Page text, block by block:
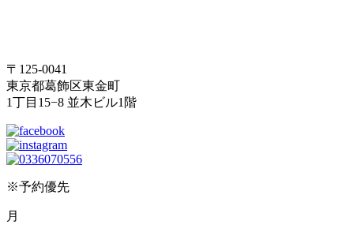
〒125-0041
東京都葛飾区東金町
1丁目15−8 並木ビル1階
※予約優先
月